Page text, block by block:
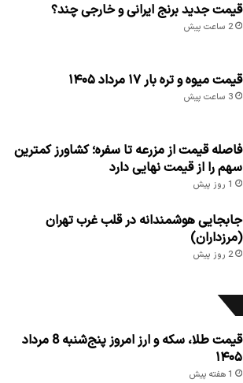
قیمت جدید برنج ایرانی و خارجی چند؟
2 ساعت پیش
قیمت میوه و تره بار ۱۷ مرداد ۱۴۰۵
3 ساعت پیش
فاصله قیمت از مزرعه تا سفره؛ کشاورز کمترین
سهم را از قیمت نهایی دارد
1 روز پیش
جابجایی هوشمندانه در قلب غرب تهران
(مرزداران)
2 روز پیش
قیمت طلا، سکه و ارز امروز پنج‌شنبه 8 مرداد
۱۴۰۵
1 هفته پیش